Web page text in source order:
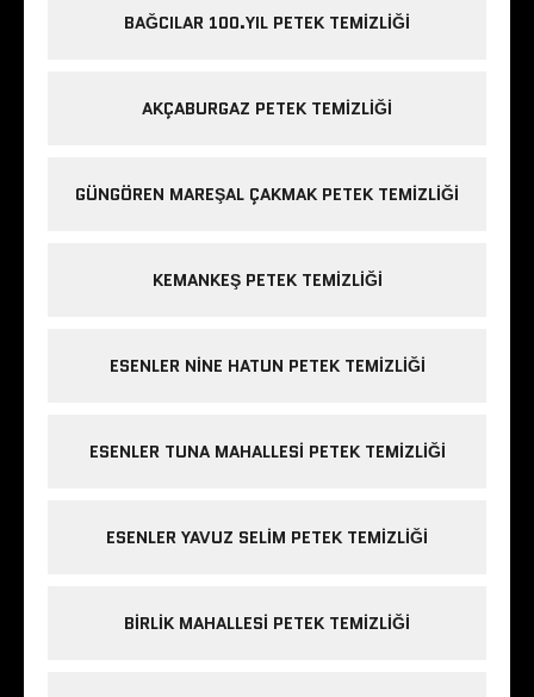
BAĞCILAR 100.YIL PETEK TEMIZLIĞI
AKÇABURGAZ PETEK TEMIZLIĞI
GÜNGÖREN MAREŞAL ÇAKMAK PETEK TEMIZLIĞI
KEMANKEŞ PETEK TEMIZLIĞI
ESENLER NINE HATUN PETEK TEMIZLIĞI
ESENLER TUNA MAHALLESI PETEK TEMIZLIĞI
ESENLER YAVUZ SELIM PETEK TEMIZLIĞI
BIRLIK MAHALLESI PETEK TEMIZLIĞI